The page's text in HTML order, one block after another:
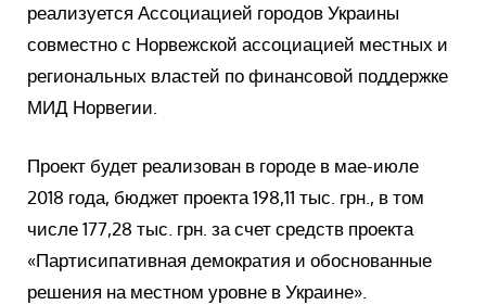
реализуется Ассоциацией городов Украины
совместно с Норвежской ассоциацией местных и
региональных властей по финансовой поддержке
МИД Норвегии.
Проект будет реализован в городе в мае-июле
2018 года, бюджет проекта 198,11 тыс. грн., в том
числе 177,28 тыс. грн. за счет средств проекта
«Партисипативная демократия и обоснованные
решения на местном уровне в Украине».